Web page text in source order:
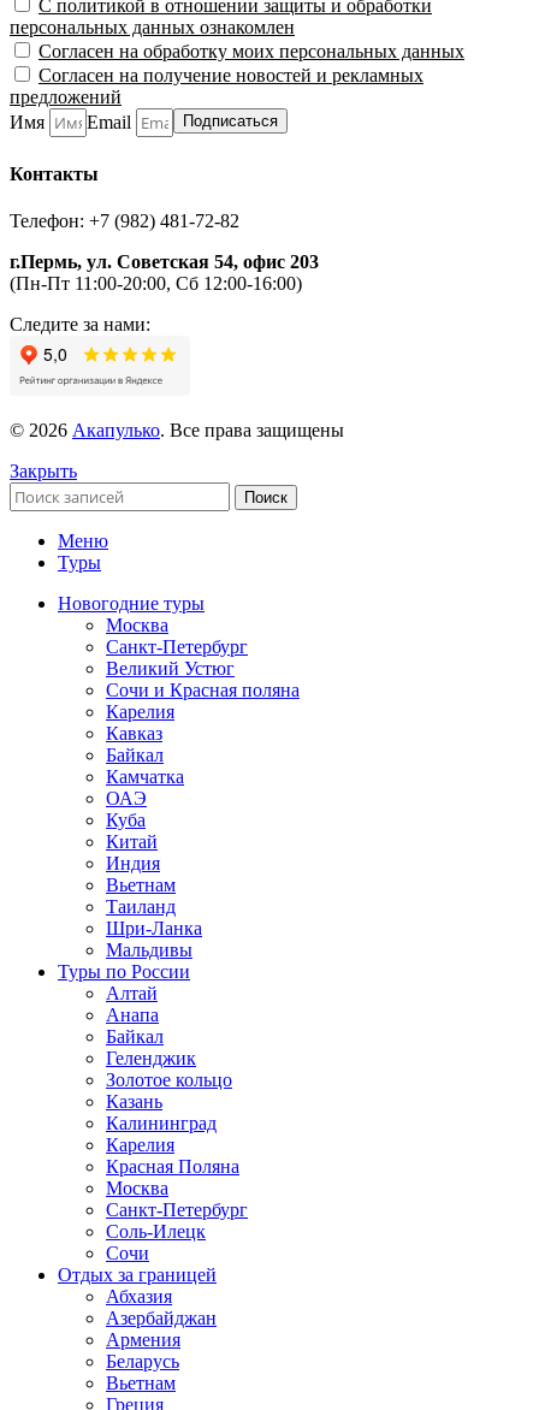
С политикой в отношении защиты и обработки
персональных данных ознакомлен
Согласен на обработку моих персональных данных
Согласен на получение новостей и рекламных
предложений
Имя
Email Подписаться
Контакты
Телефон: +7 (982) 481-72-82
г.Пермь, ул. Советская 54, офис 203
(Пн-Пт 11:00-20:00, Сб 12:00-16:00)
Следите за нами:
© 2026 Акапулько. Все права защищены
Закрыть
Поиск
Меню
Туры
Новогодние туры
Москва
Санкт-Петербург
Великий Устюг
Сочи и Красная поляна
Карелия
Кавказ
Байкал
Камчатка
ОАЭ
Куба
Китай
Индия
Вьетнам
Таиланд
Шри-Ланка
Мальдивы
Туры по России
Алтай
Анапа
Байкал
Геленджик
Золотое кольцо
Казань
Калининград
Карелия
Красная Поляна
Москва
Санкт-Петербург
Соль-Илецк
Сочи
Отдых за границей
Абхазия
Азербайджан
Армения
Беларусь
Вьетнам
Греция